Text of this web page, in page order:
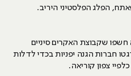
הפלג הפלסטיני היריב.
חשפו שקבוצת האקרים סיניים
חברות הגנה יפניות בכדי לדלות
צפון קוריאה.